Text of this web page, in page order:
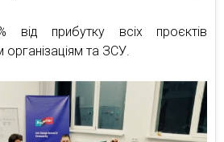
від прибутку всіх проєктів
та ЗСУ.